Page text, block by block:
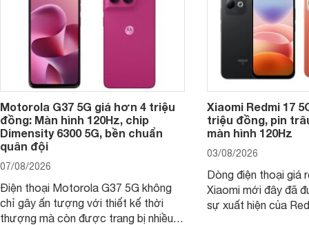
Motorola G37 5G giá hơn 4 triệu
đồng: Màn hình 120Hz, chip
Dimensity 6300 5G, bền chuẩn
quân đội
07/08/2026
Điện thoại Motorola G37 5G không
chỉ gây ấn tượng với thiết kế thời
thượng mà còn được trang bị nhiều
Xiaomi Redmi 17
triệu đồng, pin
màn hình 120Hz
03/08/2026
Dòng điện thoại giá
Xiaomi mới đây đã
sự xuất hiện của